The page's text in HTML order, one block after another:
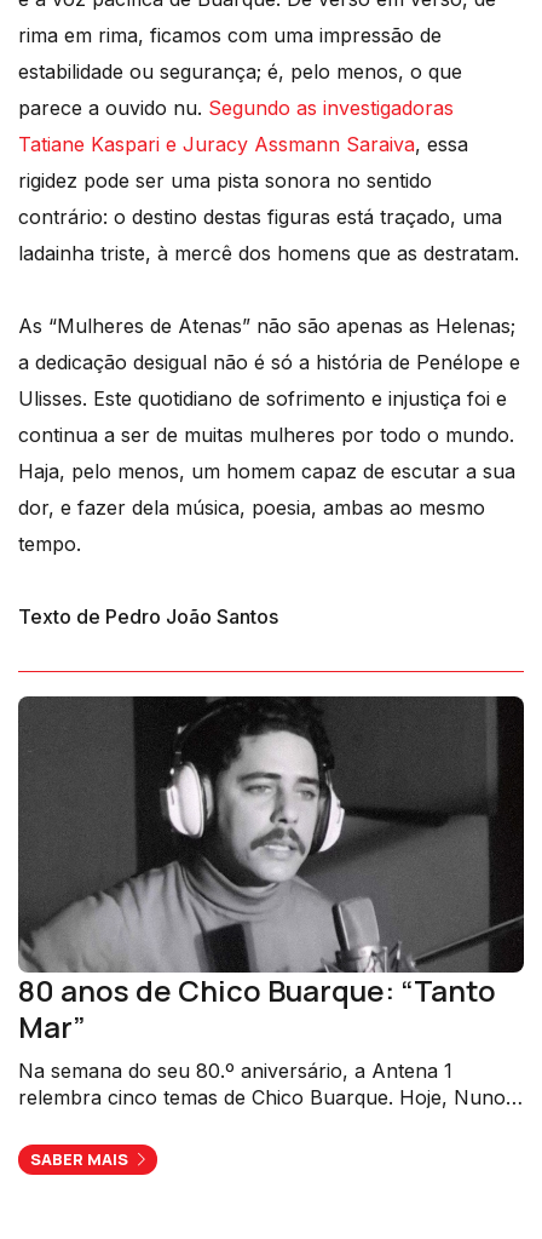
rima em rima, ficamos com uma impressão de
estabilidade ou segurança; é, pelo menos, o que
parece a ouvido nu. Segundo as investigadoras
Tatiane Kaspari e Juracy Assmann Saraiva, essa
rigidez pode ser uma pista sonora no sentido
contrário: o destino destas figuras está traçado, uma
ladainha triste, à mercê dos homens que as destratam.
As “Mulheres de Atenas” não são apenas as Helenas;
a dedicação desigual não é só a história de Penélope e
Ulisses. Este quotidiano de sofrimento e injustiça foi e
continua a ser de muitas mulheres por todo o mundo.
Haja, pelo menos, um homem capaz de escutar a sua
dor, e fazer dela música, poesia, ambas ao mesmo
tempo.
Texto de Pedro João Santos
80 anos de Chico Buarque: “Tanto
Mar”
Na semana do seu 80.º aniversário, a Antena 1
relembra cinco temas de Chico Buarque. Hoje, Nuno
Brasil, inicialmente editada com letra apenas num
single português, juntou-se em 1975 ao “Fado
SABER MAIS